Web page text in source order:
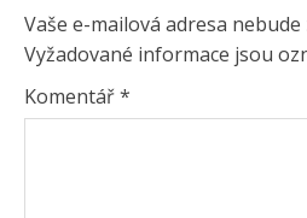
Vaše e-mailová adresa nebude
Vyžadované informace jsou
Komentář*